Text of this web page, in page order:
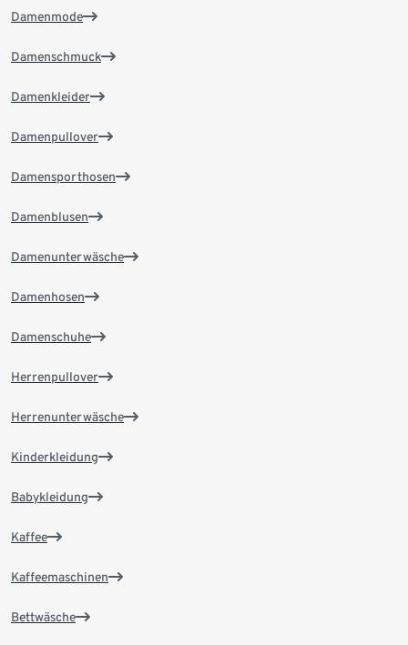
Damenmode
Damenschmuck
Damenkleider
Damenpullover
Damensporthosen
Damenblusen
Damenunterwäsche
Damenhosen
Damenschuhe
Herrenpullover
Herrenunterwäsche
Kinderkleidung
Babykleidung
Kaffee
Kaffeemaschinen
Bettwäsche